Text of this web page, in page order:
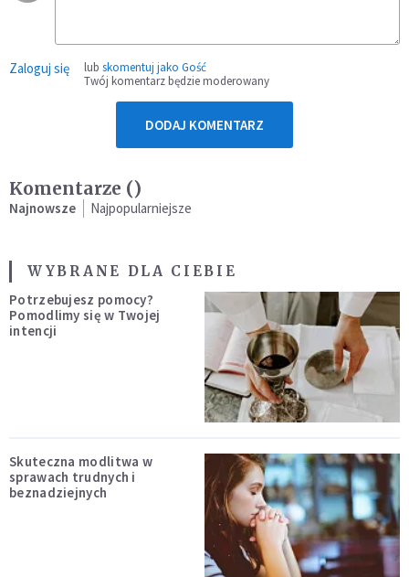
Zaloguj się lub skomentuj jako Gość
Twój komentarz będzie moderowany
DODAJ KOMENTARZ
Komentarze ()
Najnowsze Najpopularniejsze
WYBRANE DLA CIEBIE
Potrzebujesz pomocy?
Pomodlimy się w Twojej
intencji
Skuteczna modlitwa w
sprawach trudnych i
beznadziejnych